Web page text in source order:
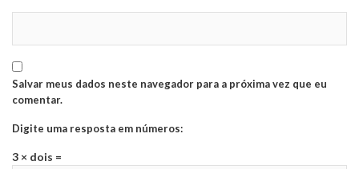
Salvar meus dados neste navegador para a próxima vez que eu
comentar.
Digite uma resposta em números:
3 × dois =